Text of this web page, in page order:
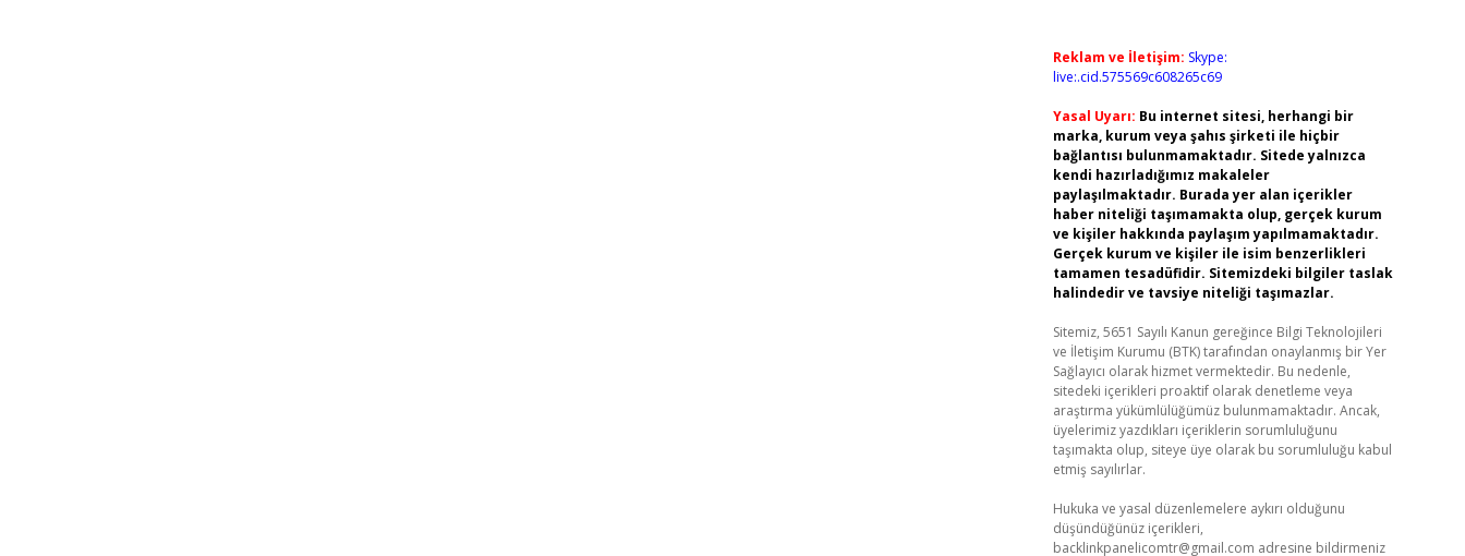
Reklam ve İletişim: Skype:
live:.cid.575569c608265c69
Yasal Uyarı: Bu internet sitesi, herhangi bir
marka, kurum veya şahıs şirketi ile hiçbir
bağlantısı bulunmamaktadır. Sitede yalnızca
kendi hazırladığımız makaleler
paylaşılmaktadır. Burada yer alan içerikler
haber niteliği taşımamakta olup, gerçek kurum
ve kişiler hakkında paylaşım yapılmamaktadır.
Gerçek kurum ve kişiler ile isim benzerlikleri
tamamen tesadüfidir. Sitemizdeki bilgiler taslak
halindedir ve tavsiye niteliği taşımazlar.
Sitemiz, 5651 Sayılı Kanun gereğince Bilgi Teknolojileri
ve İletişim Kurumu (BTK) tarafından onaylanmış bir Yer
Sağlayıcı olarak hizmet vermektedir. Bu nedenle,
sitedeki içerikleri proaktif olarak denetleme veya
araştırma yükümlülüğümüz bulunmamaktadır. Ancak,
üyelerimiz yazdıkları içeriklerin sorumluluğunu
taşımakta olup, siteye üye olarak bu sorumluluğu kabul
etmiş sayılırlar.
Hukuka ve yasal düzenlemelere aykırı olduğunu
düşündüğünüz içerikleri,
backlinkpanelicomtr@gmail.com adresine bildirmeniz